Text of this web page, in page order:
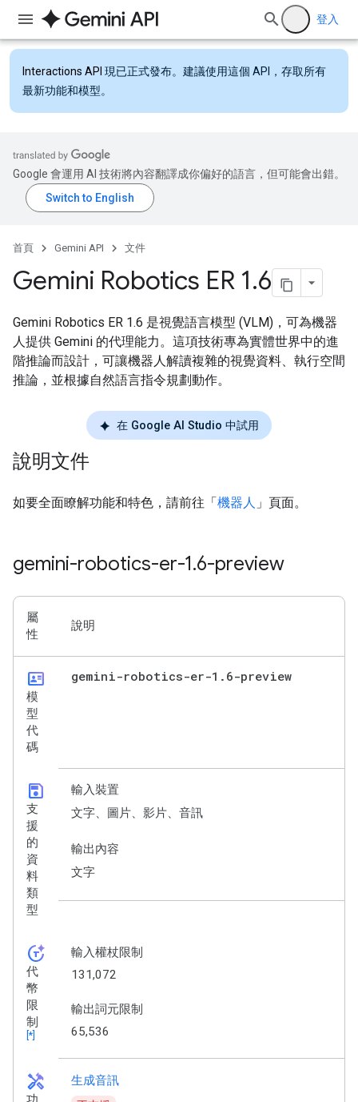
登入
Interactions API 現已正式發布。建議使用這個 API，存取所有
最新功能和模型。
Google 會運用 AI 技術將內容翻譯成你偏好的語言，但可能會出錯。
首頁 Gemini API 文件
Gemini Robotics ER 1.6
Gemini Robotics ER 1.6 是視覺語言模型 (VLM)，可為機器
人提供 Gemini 的代理能力。這項技術專為實體世界中的進
階推論而設計，可讓機器人解讀複雜的視覺資料、執行空間
推論，並根據自然語言指令規劃動作。
在 Google AI Studio 中試用
說明文件
如要全面瞭解功能和特色，請前往「機器人 」頁面。
gemini-robotics-er-1.6-preview
屬
性
說明
id_card
模
型
代
碼
gemini-robotics-er-1 . 6-preview
save
支
援
的
資
料
類
型
輸入裝置
文字、圖片、影片、音訊
輸出內容
文字
token_auto
代
幣
限
制
[*]
輸入權杖限制
131,072
輸出詞元限制
65,536
handyman 生成音訊